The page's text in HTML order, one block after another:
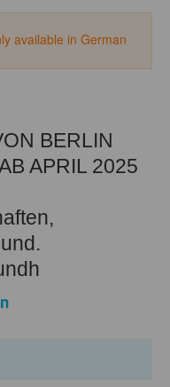
available in German
BERLIN
APRIL 2025